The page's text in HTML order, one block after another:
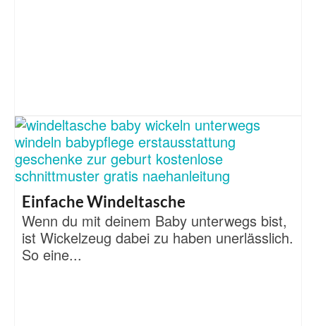
Einfache Windeltasche
Wenn du mit deinem Baby unterwegs bist,
ist Wickelzeug dabei zu haben unerlässlich.
So eine...